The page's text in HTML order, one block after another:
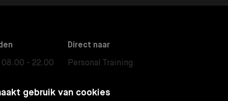
gebruik van cookies
08.00 - 22.00
08.00 - 13.00
Direct naar
Personal Training
Small Group Training